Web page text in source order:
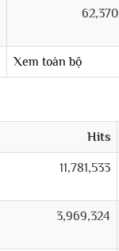
62,370
Xem toàn bộ
Hits
11,781,533
3,969,324